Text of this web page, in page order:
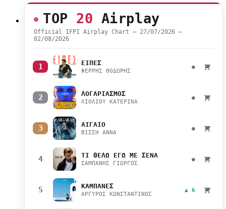
TOP 20 Airplay
Official IFPI Airplay Chart — 27/07/2026 –
02/08/2026
1 ΕΙΠΕΣ
ΦΕΡΡΗΣ ΘΟΔΩΡΗΣ
●
2 ΛΟΓΑΡΙΑΣΜΟΣ
ΛΙΟΛΙΟΥ ΚΑΤΕΡΙΝΑ
●
3 ΑΙΓΑΙΟ
ΒΙΣΣΗ ΑΝΝΑ
●
4 ΤΙ ΘΕΛΩ ΕΓΩ ΜΕ ΣΕΝΑ
ΣΑΜΠΑΝΗΣ ΓΙΩΡΓΟΣ
●
5 ΚΑΜΠΑΝΕΣ
ΑΡΓΥΡΟΣ ΚΩΝΣΤΑΝΤΙΝΟΣ
▲ 6